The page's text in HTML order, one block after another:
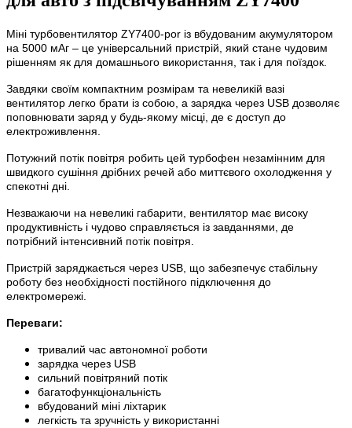
Міні турбовентилятор ZY7400-por із вбудованим акумулятором
на 5000 мАг – це універсальний пристрій, який стане чудовим
рішенням як для домашнього використання, так і для поїздок.
Завдяки своїм компактним розмірам та невеликій вазі
вентилятор легко брати із собою, а зарядка через USB дозволяє
поповнювати заряд у будь-якому місці, де є доступ до
електроживлення.
Потужний потік повітря робить цей турбофен незамінним для
швидкого сушіння дрібних речей або миттєвого охолодження у
спекотні дні.
Незважаючи на невеликі габарити, вентилятор має високу
продуктивність і чудово справляється із завданнями, де
потрібний інтенсивний потік повітря.
Пристрій заряджається через USB, що забезпечує стабільну
роботу без необхідності постійного підключення до
електромережі.
Переваги:
тривалий час автономної роботи
зарядка через USB
сильний повітряний потік
багатофункціональність
вбудований міні ліхтарик
легкість та зручність у використанні